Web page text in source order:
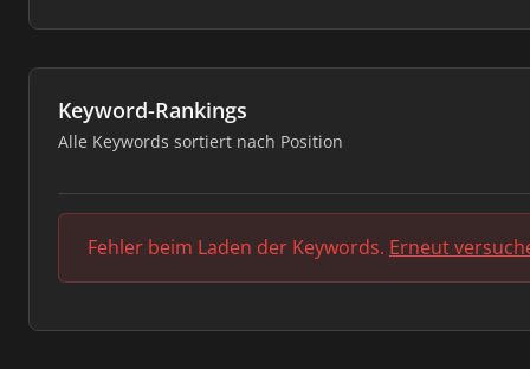
Keyword-Rankings
Alle Keywords sortiert nach Position
Fehler beim Laden der Keywords. Erneut